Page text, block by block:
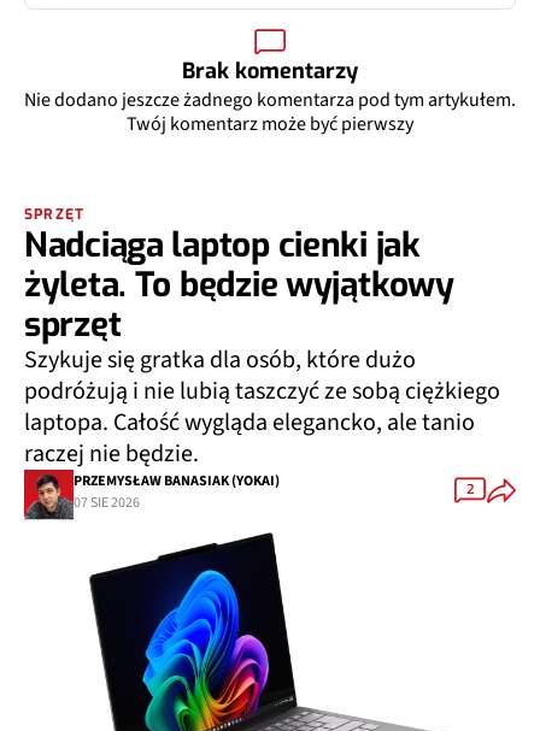
Brak komentarzy
Nie dodano jeszcze żadnego komentarza pod tym artykułem.
Twój komentarz może być pierwszy
SPRZĘT
Nadciąga laptop cienki jak
żyleta. To będzie wyjątkowy
sprzęt
Szykuje się gratka dla osób, które dużo
podróżują i nie lubią taszczyć ze sobą ciężkiego
laptopa. Całość wygląda elegancko, ale tanio
raczej nie będzie.
PRZEMYSŁAW BANASIAK (YOKAI)
07 SIE 2026
2